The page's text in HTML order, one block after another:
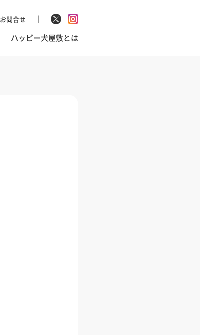
お問合せ
ハッピー犬屋敷とは